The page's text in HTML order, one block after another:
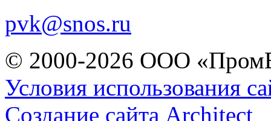
pvk@snos.ru
© 2000-2026 ООО
Условия использования
Создание сайта Architect